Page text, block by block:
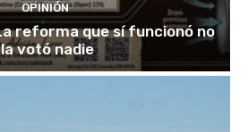
OPINIÓN
reforma que sí funcionó no
la votó nadie